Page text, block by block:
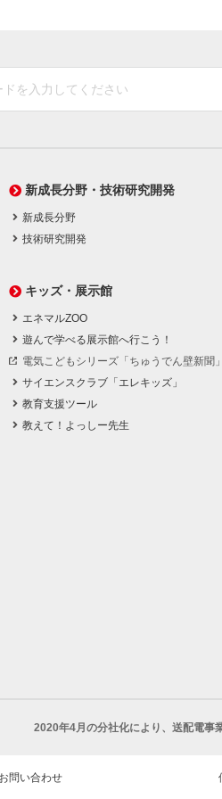
新成長分野・技術研究開発
新成長分野
技術研究開発
キッズ・展示館
エネマルZOO
遊んで学べる展示館へ行こう！
電気こどもシリーズ「ちゅうでん壁新聞」
サイエンスクラブ「エレキッズ」
教育支援ツール
教えて！よっしー先生
2020年4月の分社化により、 送配電事
問い合わせ